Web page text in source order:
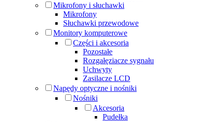
Mikrofony i słuchawki
Mikrofony
Słuchawki przewodowe
Monitory komputerowe
Części i akcesoria
Pozostałe
Rozgałęziacze sygnału
Uchwyty
Zasilacze LCD
Napędy optyczne i nośniki
Nośniki
Akcesoria
Pudełka